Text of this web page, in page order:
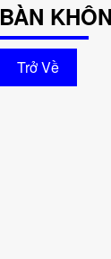
BÀN
Trở Về